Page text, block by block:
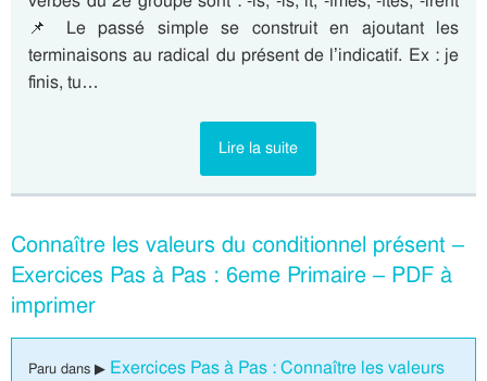
📌 Le passé simple se construit en ajoutant les
terminaisons au radical du présent de l’indicatif. Ex : je
finis, tu…
Lire la suite
Connaître les valeurs du conditionnel présent –
Exercices Pas à Pas : 6eme Primaire – PDF à
imprimer
Paru dans ▶ Exercices Pas à Pas : Connaître les valeurs